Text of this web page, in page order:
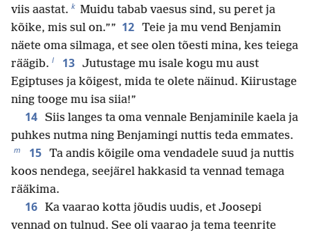
viis aastat. k Muidu tabab vaesus sind, su peret ja
kõike, mis sul on.”” 12 Teie ja mu vend Benjamin
näete oma silmaga, et see olen tõesti mina, kes teiega
räägib. l 13 Jutustage mu isale kogu mu aust
Egiptuses ja kõigest, mida te olete näinud. Kiirustage
ning tooge mu isa siia!”
14 Siis langes ta oma vennale Benjaminile kaela ja
puhkes nutma ning Benjamingi nuttis teda emmates.
m 15 Ta andis kõigile oma vendadele suud ja nuttis
koos nendega, seejärel hakkasid ta vennad temaga
rääkima.
16 Ka vaarao kotta jõudis uudis, et Joosepi
vennad on tulnud. See oli vaarao ja tema teenrite